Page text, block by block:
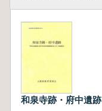
和泉寺跡・府中遺跡